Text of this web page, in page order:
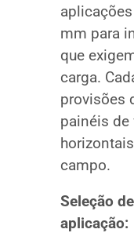
mm para
que
carga.
provisões
painéis de
campo.
Seleção
aplicação: